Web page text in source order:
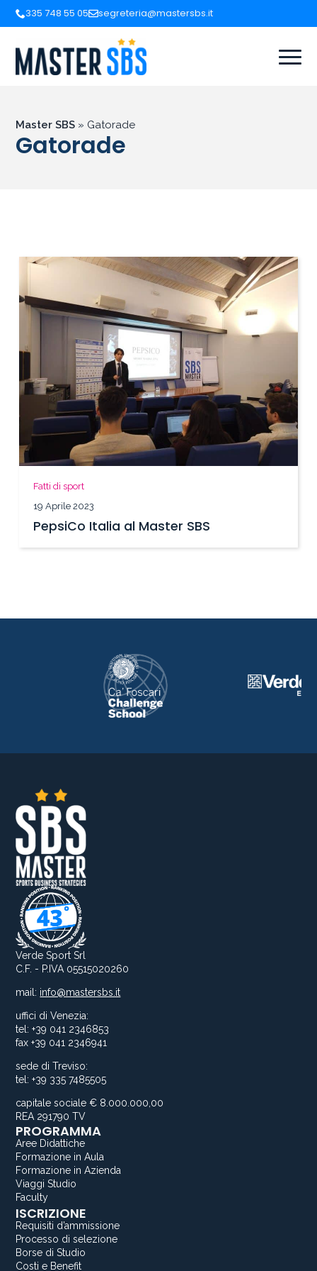
335 748 55 05 segreteria@mastersbs.it
Master SBS » Gatorade
Gatorade
Fatti di sport
19 Aprile 2023
PepsiCo Italia al Master SBS
Verde Sport Srl
C.F. - P.IVA 05515020260
mail: info@mastersbs.it
uffici di Venezia:
tel: +39 041 2346853
fax +39 041 2346941
sede di Treviso:
tel: +39 335 7485505
capitale sociale € 8.000.000,00
REA 291790 TV
PROGRAMMA
Aree Didattiche
Formazione in Aula
Formazione in Azienda
Viaggi Studio
Faculty
ISCRIZIONE
Requisiti d’ammissione
Processo di selezione
Borse di Studio
Costi e Benefit